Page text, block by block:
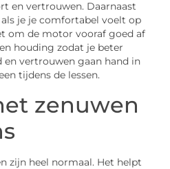
en vertrouwen. Daarnaast
je je comfortabel voelt op
om de motor vooraf goed af
houding zodat je beter
vertrouwen gaan hand in
tijdens de lessen.
zenuwen
zijn heel normaal. Het helpt